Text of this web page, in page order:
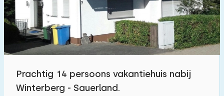
Buitenzwembad 0
Kinderanimatie 0
Kinderfaciliteiten op park 1
Toegankelijkheid
Prachtig 14 persoons vakantiehuis nabij
Winterberg - Sauerland.